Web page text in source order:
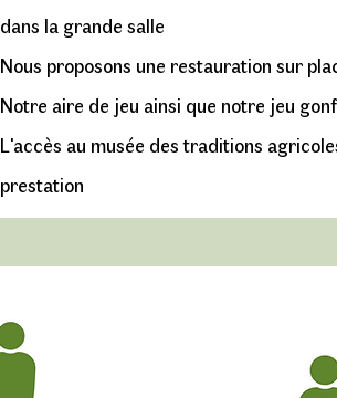
dans la grande salle
Nous proposons une restauration sur
Notre aire de jeu ainsi que notre jeu
L'accès au musée des traditions
prestation